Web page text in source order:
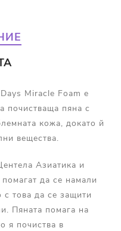
Miracle Foam е
почистваща пяна с
кожа, докато й
вещества.
Азиатика и
да се намали
с това да се защити
Пяната помага на
я почиства в